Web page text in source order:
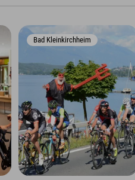
Bad Kleinkirchheim